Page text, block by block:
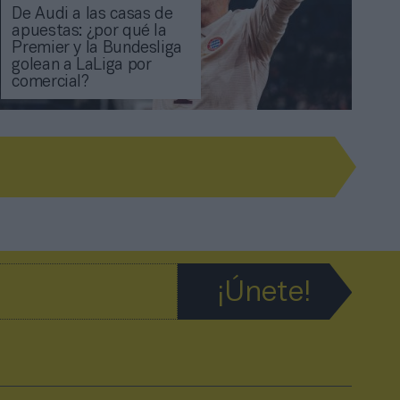
De Audi a las casas de
apuestas: ¿por qué la
Premier y la Bundesliga
golean a LaLiga por
comercial?